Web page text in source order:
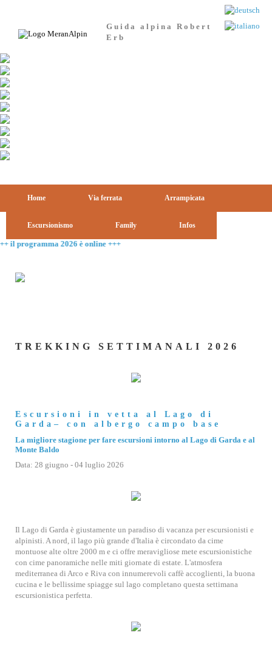
Guida alpina Robert
Erb
Home Via ferrata Arrampicata
Escursionismo Family Infos
2026 è online +++
TREKKING SETTIMANALI 2026
Escursioni in vetta al Lago di
Garda– con albergo campo base
La migliore stagione per fare escursioni intorno al Lago di Garda e al
Monte Baldo
Data: 28 giugno - 04 luglio 2026
Il Lago di Garda è giustamente un paradiso di vacanza per escursionisti e
alpinisti. A nord, il lago più grande d'Italia è circondato da cime
montuose alte oltre 2000 m e ci offre meravigliose mete escursionistiche
con cime panoramiche nelle miti giornate di estate. L'atmosfera
mediterranea di Arco e Riva con innumerevoli caffè accoglienti, la buona
cucina e le bellissime spiagge sul lago completano questa settimana
escursionistica perfetta.